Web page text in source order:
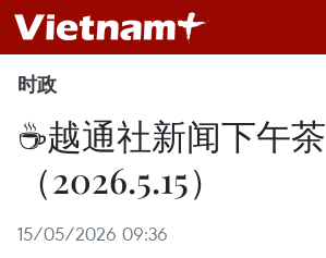
时政
☕️越通社新闻下午茶
（2026.5.15）
15/05/2026 09:36